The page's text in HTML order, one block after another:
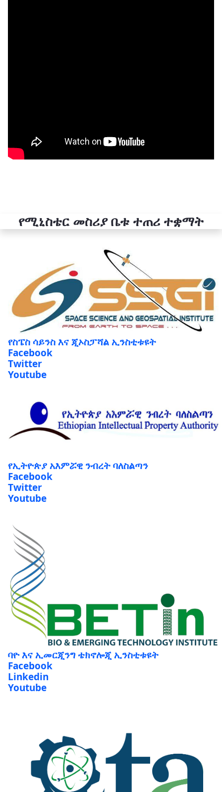
የሚኒስቴር መስሪያ ቤቱ ተጠሪ ተቋማት
የስፔስ ሳይንስ እና ጂኦስፓሻል ኢንስቲቱዩት
Facebook
Twitter
Youtube
የኢትዮጵያ አእምሯዊ ንብረት ባለስልጣን
Facebook
Twitter
Youtube
ባዮ እና ኢመርጂንግ ቴክኖሎጂ ኢንስቲቱዩት
Facebook
Linkedin
Youtube